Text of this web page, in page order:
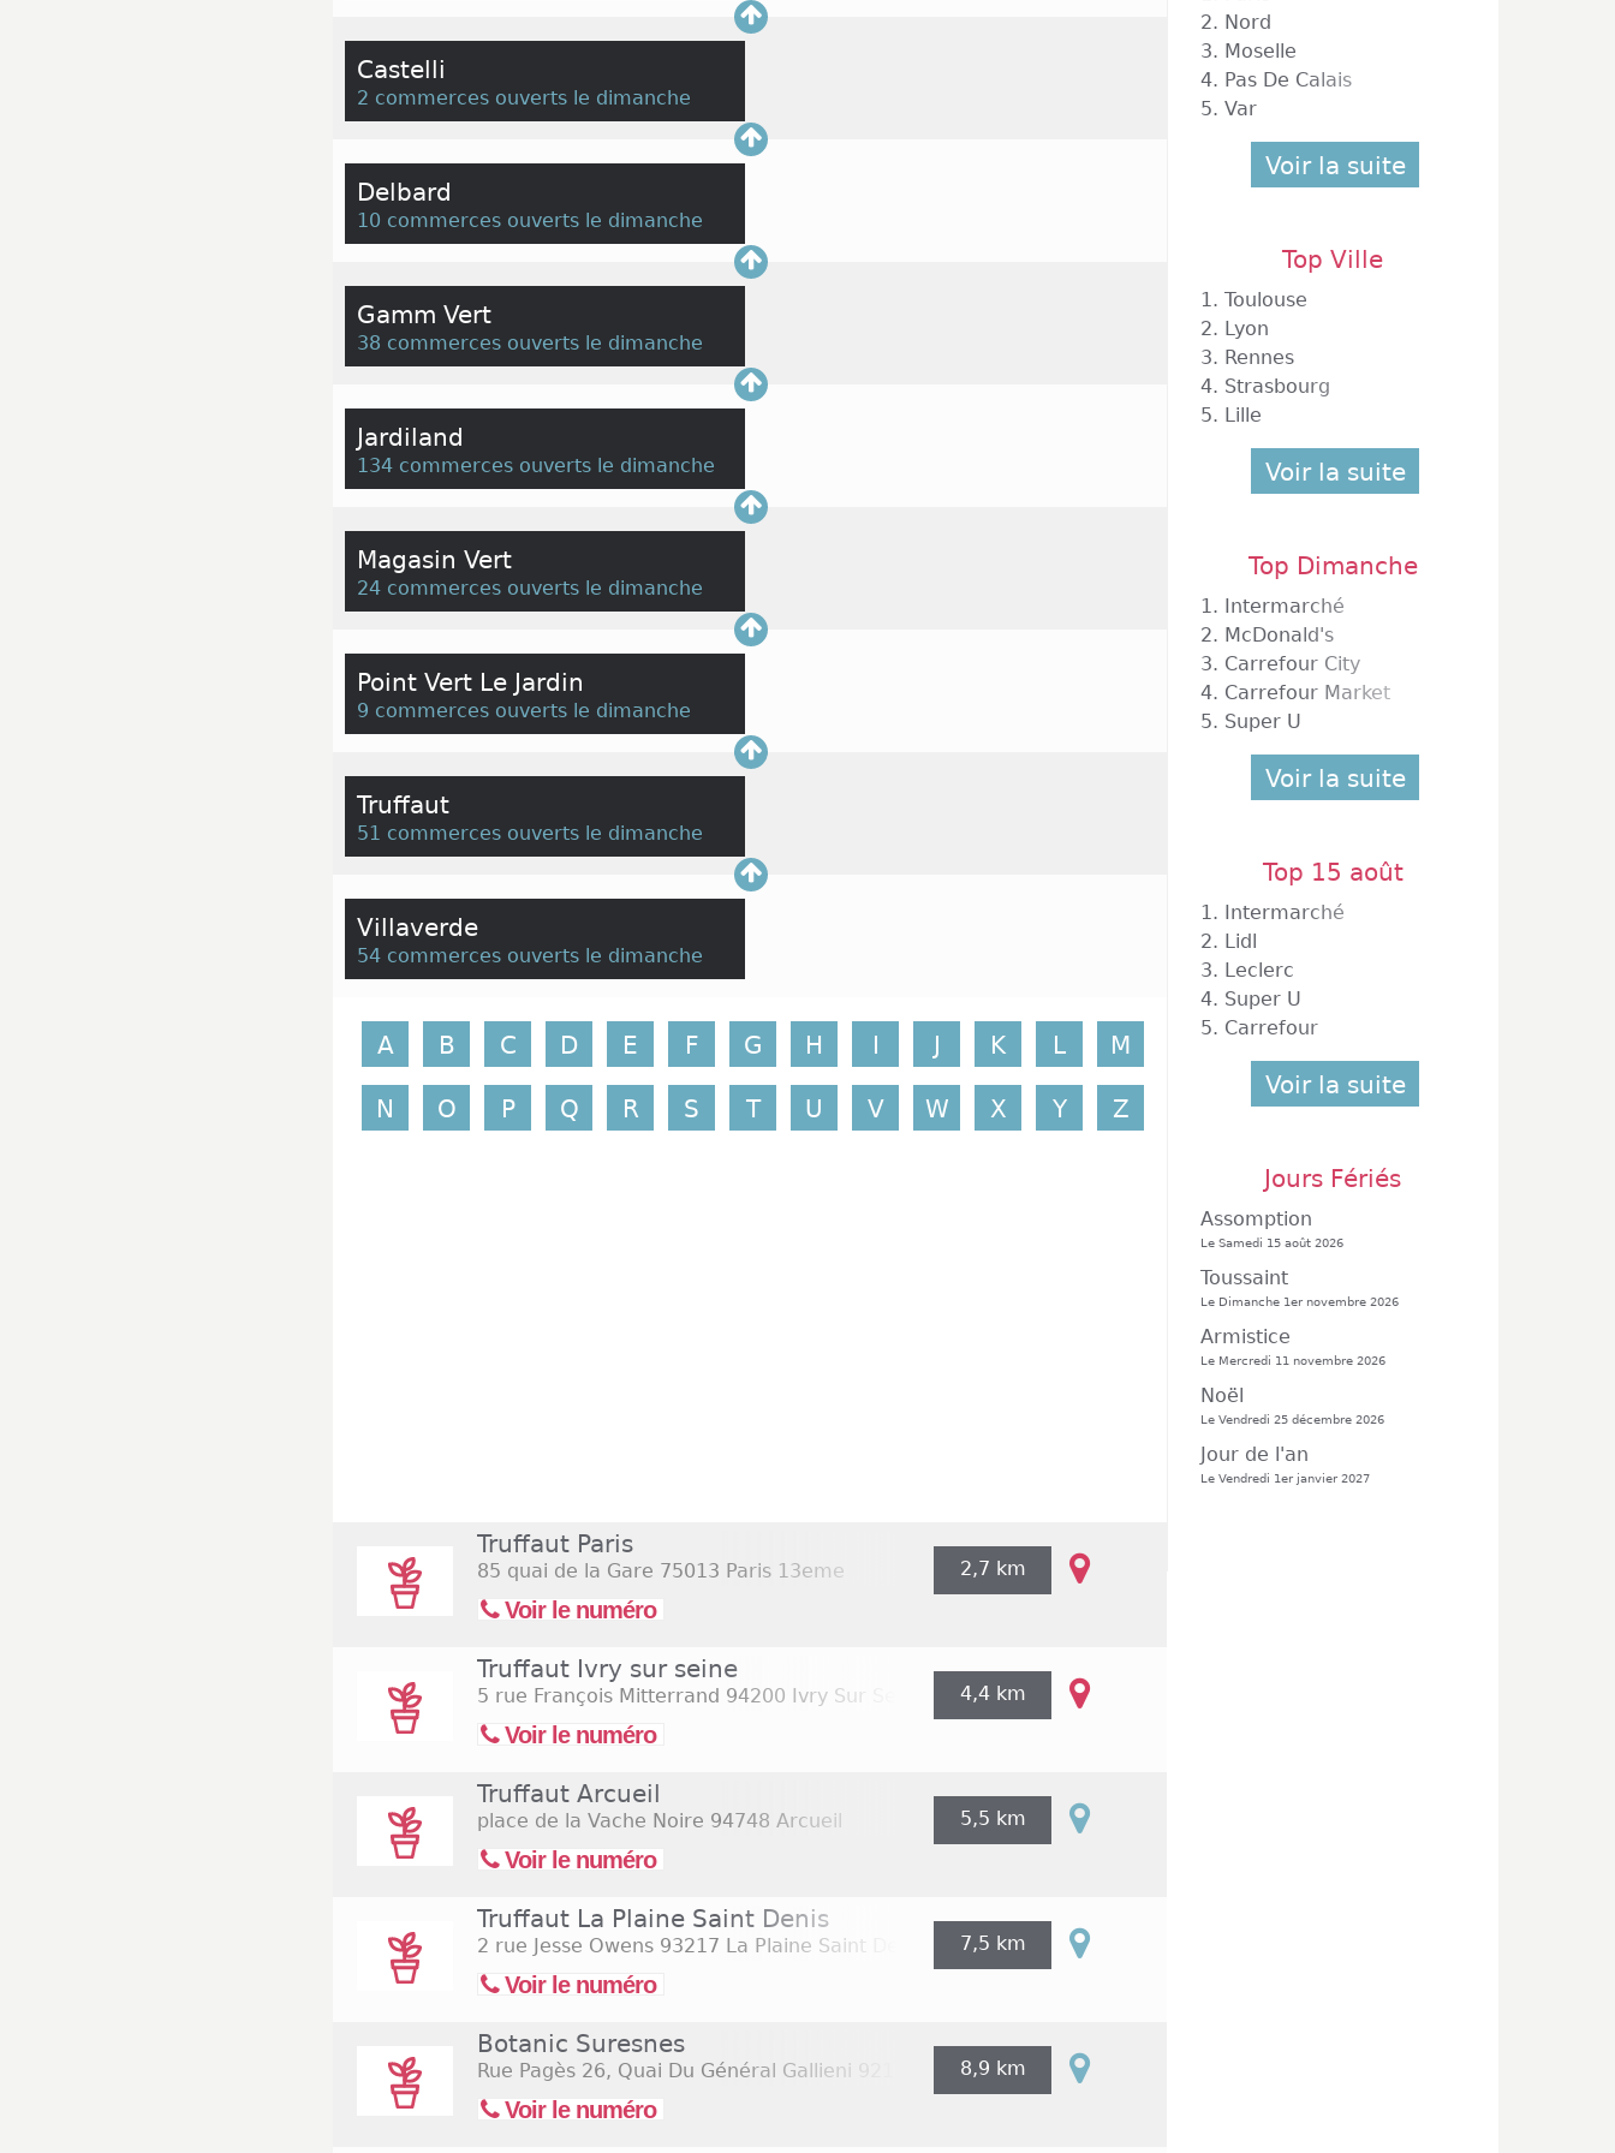
Castelli
2 commerces ouverts le dimanche
Delbard
10 commerces ouverts le dimanche
Gamm Vert
38 commerces ouverts le dimanche
Jardiland
134 commerces ouverts le dimanche
Magasin Vert
24 commerces ouverts le dimanche
Point Vert Le Jardin
9 commerces ouverts le dimanche
Truffaut
51 commerces ouverts le dimanche
Villaverde
54 commerces ouverts le dimanche
A B C D E F G H I J K L M
N O P Q R S T U V W X Y Z
Truffaut Paris
85 quai de la Gare 75013 Paris 13eme
Voir le numéro
2,7 km
Truffaut Ivry sur seine
5 rue François Mitterrand 94200 Ivry Sur Seine
Voir le numéro
4,4 km
Truffaut Arcueil
place de la Vache Noire 94748 Arcueil
Voir le numéro
5,5 km
Truffaut La Plaine Saint Denis
2 rue Jesse Owens 93217 La Plaine Saint Denis
Voir le numéro
7,5 km
Botanic Suresnes
Rue Pagès 26, Quai Du Général Gallieni 92150 Suresnes
Voir le numéro
8,9 km
2. Nord
3. Moselle
4. Pas De Calais
5. Var
Voir la suite
Top Ville
1. Toulouse
2. Lyon
3. Rennes
4. Strasbourg
5. Lille
Voir la suite
Top Dimanche
1. Intermarché
2. McDonald's
3. Carrefour City
4. Carrefour Market
5. Super U
Voir la suite
Top 15 août
1. Intermarché
2. Lidl
3. Leclerc
4. Super U
5. Carrefour
Voir la suite
Jours Fériés
Assomption
Le Samedi 15 août 2026
Toussaint
Le Dimanche 1er novembre 2026
Armistice
Le Mercredi 11 novembre 2026
Noël
Le Vendredi 25 décembre 2026
Jour de l'an
Le Vendredi 1er janvier 2027